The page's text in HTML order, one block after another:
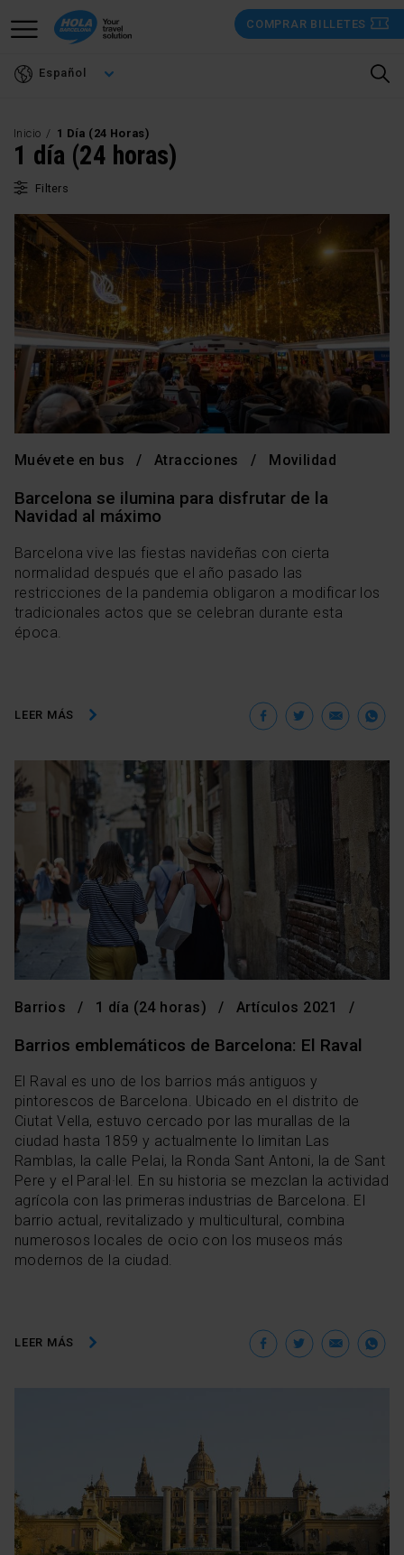
Pasar
COMPRAR BILLETES
Español
Inicio 1 Día (24 Horas)
1 día (24 horas)
Filters
Muévete en bus Atracciones Movilidad
Barcelona se ilumina para disfrutar de la
Navidad al máximo
Barcelona vive las fiestas navideñas con cierta
normalidad después que el año pasado las
restricciones de la pandemia obligaron a modificar los
tradicionales actos que se celebran durante esta
época.
LEER MÁS Facebook
Twitter
Barrios 1 día (24 horas) Artículos 2021
Barrios emblemáticos de Barcelona: El Raval
El Raval es uno de los barrios más antiguos y
pintorescos de Barcelona. Ubicado en el distrito de
Ciutat Vella, estuvo cercado por las murallas de la
ciudad hasta 1859 y actualmente lo limitan Las
Ramblas, la calle Pelai, la Ronda Sant Antoni, la de Sant
Pere y el Paral·lel. En su historia se mezclan la actividad
agrícola con las primeras industrias de Barcelona. El
barrio actual, revitalizado y multicultural, combina
numerosos locales de ocio con los museos más
modernos de la ciudad.
LEER MÁS Facebook
Twitter